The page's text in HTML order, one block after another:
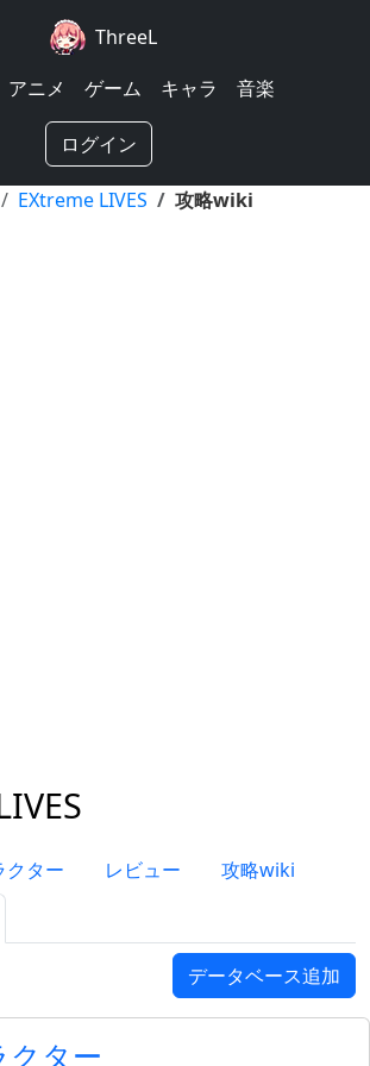
ThreeL
アニメ ゲーム キャラ 音楽
ログイン
EXtreme LIVES 攻略wiki
クター レビュー
攻略wiki
データベース追加
クター